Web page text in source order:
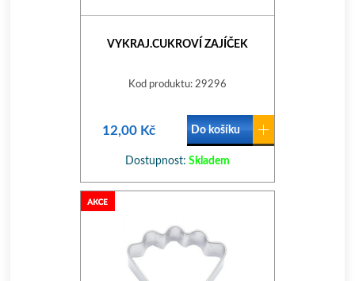
VYKRAJ.CUKROVÍ ZAJÍČEK
Kod produktu: 29296
12,00 Kč Do košíku
Dostupnost: Skladem